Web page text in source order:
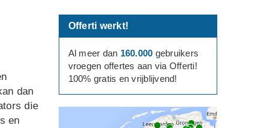
dan
die
en
Offerti werkt!
Al meer dan 160.000 gebruikers
vroegen offertes aan via Offerti!
100% gratis en vrijblijvend!